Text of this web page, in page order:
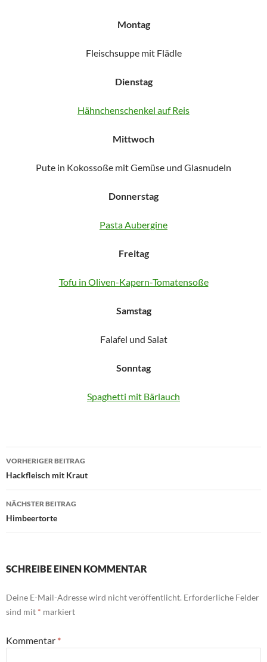
Montag
Fleischsuppe mit Flädle
Dienstag
Hähnchenschenkel auf Reis
Mittwoch
Pute in Kokossoße mit Gemüse und Glasnudeln
Donnerstag
Pasta Aubergine
Freitag
Tofu in Oliven-Kapern-Tomatensoße
Samstag
Falafel und Salat
Sonntag
Spaghetti mit Bärlauch
Beitragsnavigation
VORHERIGER BEITRAG
Hackfleisch mit Kraut
NÄCHSTER BEITRAG
Himbeertorte
SCHREIBE EINEN KOMMENTAR
Deine E-Mail-Adresse wird nicht veröffentlicht. Erforderliche Felder
sind mit * markiert
Kommentar *